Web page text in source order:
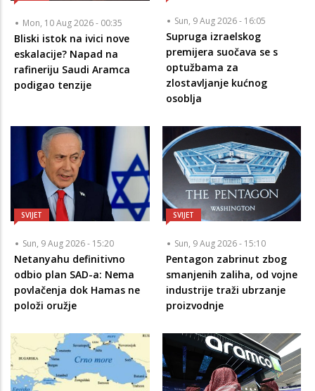
Mon, 10 Aug 2026 - 00:35
Bliski istok na ivici nove
eskalacije? Napad na
rafineriju Saudi Aramca
podigao tenzije
Sun, 9 Aug 2026 - 16:05
Supruga izraelskog
premijera suočava se s
optužbama za
zlostavljanje kućnog
osoblja
SVIJET
Sun, 9 Aug 2026 - 15:20
Netanyahu definitivno
odbio plan SAD-a: Nema
povlačenja dok Hamas ne
položi oružje
SVIJET
Sun, 9 Aug 2026 - 15:10
Pentagon zabrinut zbog
smanjenih zaliha, od vojne
industrije traži ubrzanje
proizvodnje